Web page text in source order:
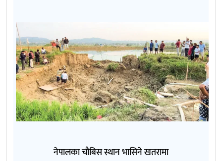
नेपालका चौबिस स्थान भासिने खतरामा